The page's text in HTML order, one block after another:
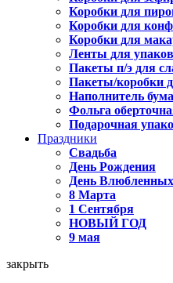
Коробки для
Коробки для
Коробки для
Ленты для
Пакеты п/э для
Пакеты/коробки
Наполнитель
Фольга
Подарочная
Праздники
Свадьба
День Рождения
День Влюбленных
8 Марта
1 Сентября
НОВЫЙ ГОД
9 мая
закрыть